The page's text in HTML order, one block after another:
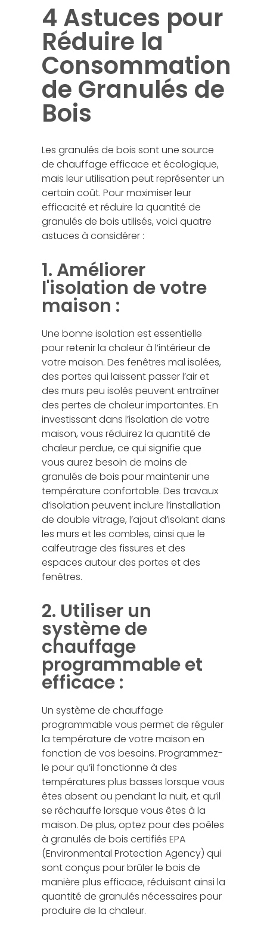
4 Astuces pour
Réduire la
Consommation
de Granulés de
Bois
Les granulés de bois sont une source
de chauffage efficace et écologique,
mais leur utilisation peut représenter un
certain coût. Pour maximiser leur
efficacité et réduire la quantité de
granulés de bois utilisés, voici quatre
astuces à considérer :
1. Améliorer
l'isolation de votre
maison :
Une bonne isolation est essentielle
pour retenir la chaleur à l’intérieur de
votre maison. Des fenêtres mal isolées,
des portes qui laissent passer l’air et
des murs peu isolés peuvent entraîner
des pertes de chaleur importantes. En
investissant dans l’isolation de votre
maison, vous réduirez la quantité de
chaleur perdue, ce qui signifie que
vous aurez besoin de moins de
granulés de bois pour maintenir une
température confortable. Des travaux
d’isolation peuvent inclure l’installation
de double vitrage, l’ajout d’isolant dans
les murs et les combles, ainsi que le
calfeutrage des fissures et des
espaces autour des portes et des
fenêtres.
2. Utiliser un
système de
chauffage
programmable et
efficace :
Un système de chauffage
programmable vous permet de réguler
la température de votre maison en
fonction de vos besoins. Programmez-
le pour qu’il fonctionne à des
températures plus basses lorsque vous
êtes absent ou pendant la nuit, et qu’il
se réchauffe lorsque vous êtes à la
maison. De plus, optez pour des poêles
à granulés de bois certifiés EPA
(Environmental Protection Agency) qui
sont conçus pour brûler le bois de
manière plus efficace, réduisant ainsi la
quantité de granulés nécessaires pour
produire de la chaleur.